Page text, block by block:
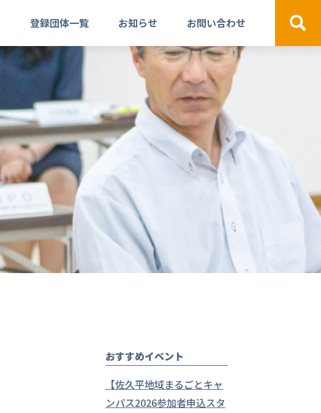
登録団体一覧 お知らせ お問い合わせ
検索
おすすめイベント
【佐久平地域まるごとキャ
ンパス2026参加者申込スタ